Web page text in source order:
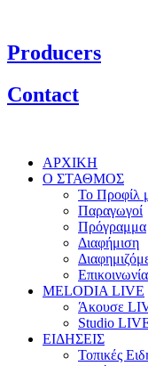
Producers
Contact
ΑΡΧΙΚΗ
Ο ΣΤΑΘΜΟΣ
Το Προφίλ
Παραγωγοί
Πρόγραμμα
Διαφήμιση
Επικοινωνία
MELODIA LIVE
Άκουσε
Studio
ΕΙΔΗΣΕΙΣ
Τοπικές